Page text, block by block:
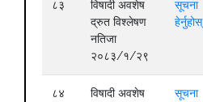
८३
विषादी अवशेष
द्रुत विश्लेषण
नतिजा
२०८३/१/२९
सूचना
हेर्नुहोस्
८४ विषादी अवशेष सूचना